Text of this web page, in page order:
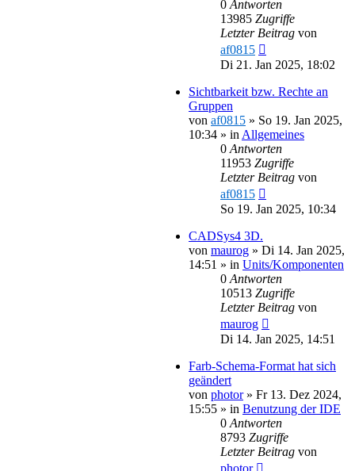
0 Antworten
13985 Zugriffe
Letzter Beitrag von
af0815
Di 21. Jan 2025, 18:02
Sichtbarkeit bzw. Rechte an
Gruppen
von af0815 » So 19. Jan 2025,
10:34 » in Allgemeines
0 Antworten
11953 Zugriffe
Letzter Beitrag von
af0815
So 19. Jan 2025, 10:34
CADSys4 3D.
von maurog » Di 14. Jan 2025,
14:51 » in Units/Komponenten
0 Antworten
10513 Zugriffe
Letzter Beitrag von
maurog
Di 14. Jan 2025, 14:51
Farb-Schema-Format hat sich
geändert
von photor» Fr 13. Dez 2024,
15:55 » in Benutzung der IDE
0 Antworten
8793 Zugriffe
Letzter Beitrag von
photor